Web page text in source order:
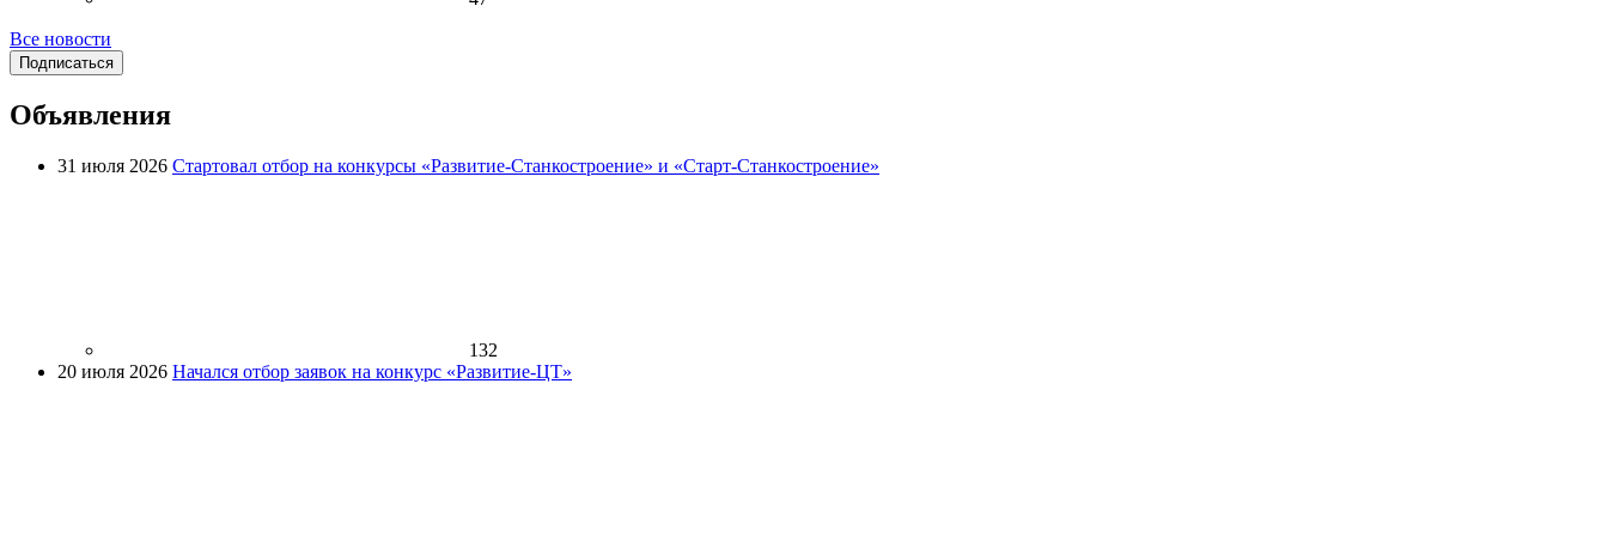
Все новости
Подписаться
Объявления
31 июля 2026 Стартовал отбор на конкурсы «Развитие-Станкостроение» и «Старт-Станкостроение»
132
20 июля 2026 Начался отбор заявок на конкурс «Развитие-ЦТ»